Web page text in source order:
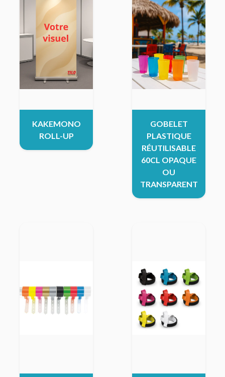
KAKEMONO
ROLL-UP
GOBELET
PLASTIQUE
RÉUTILISABLE
60CL OPAQUE
OU
TRANSPARENT